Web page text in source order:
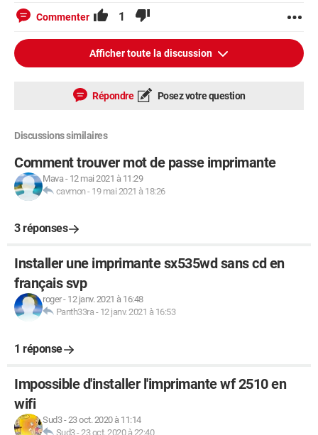
Commenter 1
Afficher toute la discussion
Répondre Posez votre question
Discussions similaires
Comment trouver mot de passe imprimante
Mava- 12 mai 2021 à 11:29
cavmon- 19 mai 2021 à 18:26
3 réponses
Installer une imprimante sx535wd sans cd en
français svp
roger- 12 janv. 2021 à 16:48
Panth33ra - 12 janv. 2021 à 16:53
1 réponse
Impossible d'installer l'imprimante wf 2510 en
wifi
Sud3-23 oct. 2020 à 11:14
Sud3-23 oct. 2020 à 22:40